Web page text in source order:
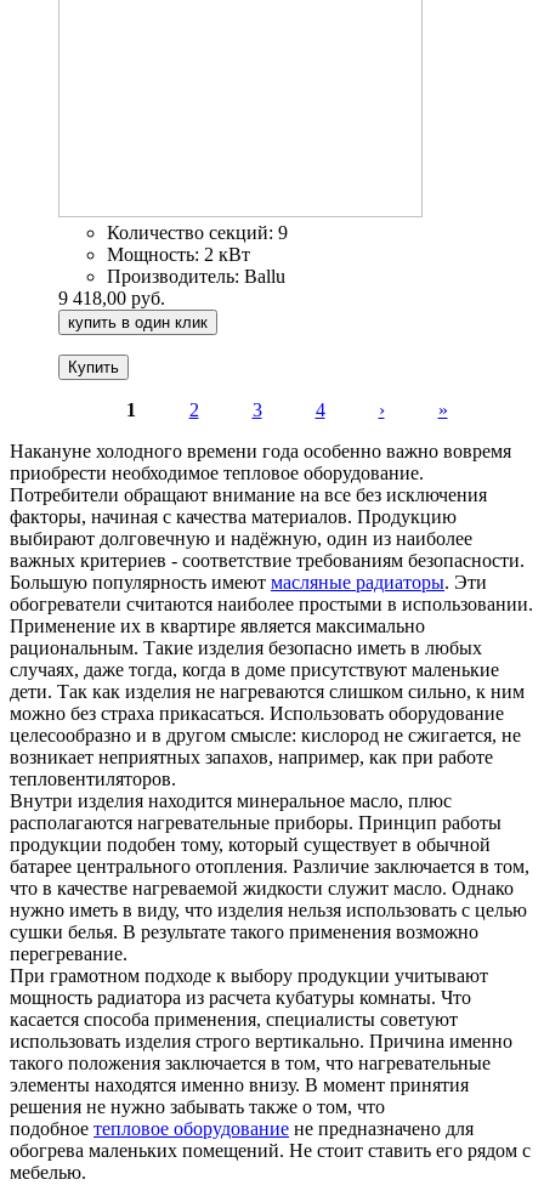
Количество секций: 9
Мощность: 2 кВт
Производитель: Ballu
9 418,00 руб.
купить в один клик
Страницы
1 2 3 4 ›
»
Накануне холодного времени года особенно важно вовремя
приобрести необходимое тепловое оборудование.
Потребители обращают внимание на все без исключения
факторы, начиная с качества материалов. Продукцию
выбирают долговечную и надёжную, один из наиболее
важных критериев - соответствие требованиям безопасности.
Большую популярность имеют масляные радиаторы. Эти
обогреватели считаются наиболее простыми в использовании.
Применение их в квартире является максимально
рациональным. Такие изделия безопасно иметь в любых
случаях, даже тогда, когда в доме присутствуют маленькие
дети. Так как изделия не нагреваются слишком сильно, к ним
можно без страха прикасаться. Использовать оборудование
целесообразно и в другом смысле: кислород не сжигается, не
возникает неприятных запахов, например, как при работе
тепловентиляторов.
Внутри изделия находится минеральное масло, плюс
располагаются нагревательные приборы. Принцип работы
продукции подобен тому, который существует в обычной
батарее центрального отопления. Различие заключается в том,
что в качестве нагреваемой жидкости служит масло. Однако
нужно иметь в виду, что изделия нельзя использовать с целью
сушки белья. В результате такого применения возможно
перегревание.
При грамотном подходе к выбору продукции учитывают
мощность радиатора из расчета кубатуры комнаты. Что
касается способа применения, специалисты советуют
использовать изделия строго вертикально. Причина именно
такого положения заключается в том, что нагревательные
элементы находятся именно внизу. В момент принятия
решения не нужно забывать также о том, что
подобное тепловое оборудование не предназначено для
обогрева маленьких помещений. Не стоит ставить его рядом с
мебелью.